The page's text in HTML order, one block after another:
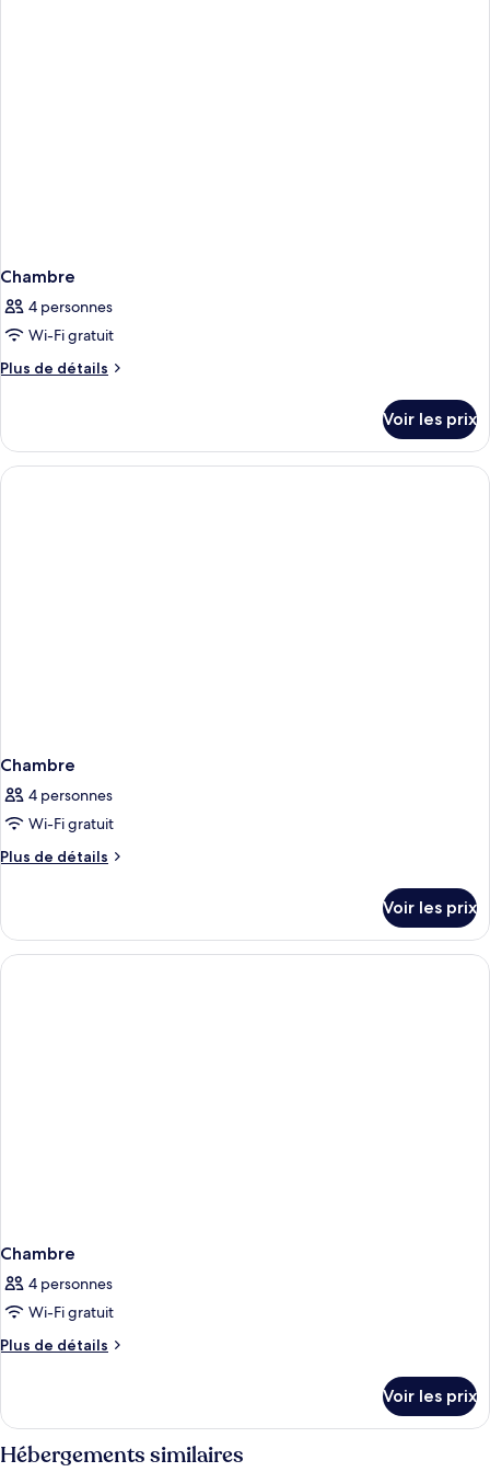
Chambre
4 personnes
Wi-Fi gratuit
Plus de détails
Plus
le
type
de
Voir les prix
Chambre
4 personnes
Wi-Fi gratuit
Plus de détails
Plus
le
type
de
Voir les prix
Chambre
4 personnes
Wi-Fi gratuit
Plus de détails
Plus
le
type
de
Voir les prix
Hébergements similaires